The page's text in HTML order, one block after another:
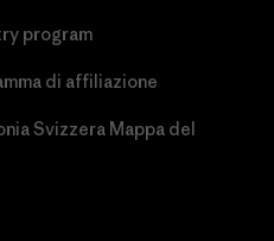
program
di affiliazione
Svizzera Mappa del